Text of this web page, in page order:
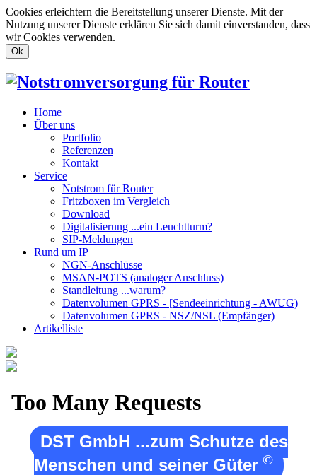
Cookies erleichtern die Bereitstellung unserer Dienste. Mit der
Nutzung unserer Dienste erklären Sie sich damit einverstanden, dass
wir Cookies verwenden.
Ok
Home
Über uns
Portfolio
Referenzen
Kontakt
Service
Notstrom für Router
Fritzboxen im Vergleich
Download
Digitalisierung ...ein Leuchtturm?
SIP-Meldungen
Rund um IP
NGN-Anschlüsse
MSAN-POTS (analoger Anschluss)
Standleitung ...warum?
Datenvolumen GPRS - [Sendeeinrichtung - AWUG)
Datenvolumen GPRS - NSZ/NSL (Empfänger)
Artikelliste
DST GmbH ...zum Schutze des
Menschen und seiner Güter ©